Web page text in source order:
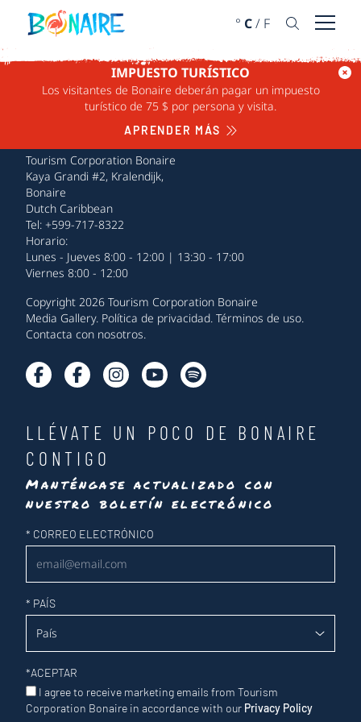
IR AL CONTENIDO
° C/ F Abrir
IMPUESTO TURÍSTICO
Los visitantes de Bonaire deberán pagar un impuesto
turístico de 75 $ por persona y visita.
APRENDER MÁS
Tourism Corporation Bonaire
Kaya Grandi #2, Kralendijk,
Bonaire
Dutch Caribbean
Tel: +599-717-8322
Horario:
Lunes - Jueves 8:00 - 12:00 | 13:30 - 17:00
Viernes 8:00 - 12:00
Copyright 2026 Tourism Corporation Bonaire
Media Gallery. Política de privacidad. Términos de uso.
Contacta con nosotros.
LLÉVATE UN POCO DE BONAIRE
CONTIGO
Manténgase actualizado con
nuestro boletín electrónico
Newsletter
* CORREO ELECTRÓNICO
* PAÍS
*ACEPTAR
I agree to receive marketing emails from Tourism
Corporation Bonaire in accordance with our Privacy Policy